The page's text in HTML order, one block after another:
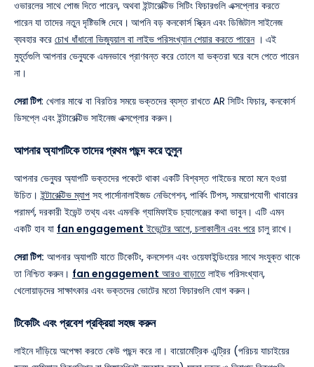
ওভারলের সাথে পোজ দিতে পারেন, অথবা ইন্টারেক্টিভ সিটিং ফিচারগুলি এক্সপ্লোর করতে
পারেন যা তাদের নতুন দৃষ্টিভঙ্গি দেবে। আপনি বড় কনকোর্স স্ক্রিন এবং ডিজিটাল সাইনেজ
ব্যবহার করে চোখ ধাঁধানো ভিজ্যুয়াল বা লাইভ পরিসংখ্যান শেয়ার করতে পারেন। এই
মুহূর্তগুলি আপনার ভেন্যুকে এমনভাবে প্রাণবন্ত করে তোলে যা ভক্তরা ঘরে বসে পেতে পারেন
না।
সেরা টিপ: খেলার মাঝে বা বিরতির সময়ে ভক্তদের ব্যস্ত রাখতে AR সিটিং ফিচার, কনকোর্স
ডিসপ্লে এবং ইন্টারেক্টিভ সাইনেজ এক্সপ্লোর করুন।
আপনার অ্যাপটিকে তাদের প্রথম পছন্দ করে তুলুন
আপনার ভেন্যুর অ্যাপটি ভক্তদের পকেটে থাকা একটি বিশ্বস্ত গাইডের মতো মনে হওয়া
উচিত।ইন্টারেক্টিভ ম্যাপ সহ পার্সোনালাইজড নেভিগেশন, পার্কিং টিপস, সময়োপযোগী খাবারের
পরামর্শ, দরকারী ইভেন্ট তথ্য এবং এমনকি গ্যামিফাইড চ্যালেঞ্জের কথা ভাবুন। এটি এমন
একটি হাব যা fan engagement ইভেন্টের আগে, চলাকালীন এবং পরে চালু রাখে।
সেরা টিপ: আপনার অ্যাপটি যাতে টিকেটিং, কনসেশন এবং ওয়েফাইন্ডিংয়ের সাথে সংযুক্ত থাকে
তা নিশ্চিত করুন। fan engagement আরও বাড়াতেলাইভ পরিসংখ্যান,
খেলোয়াড়দের সাক্ষাৎকার এবং ভক্তদের ভোটের মতো ফিচারগুলি যোগ করুন।
টিকেটিং এবং প্রবেশ প্রক্রিয়া সহজ করুন
লাইনে দাঁড়িয়ে অপেক্ষা করতে কেউ পছন্দ করে না। বায়োমেট্রিক এন্ট্রির (পরিচয় যাচাইয়ের